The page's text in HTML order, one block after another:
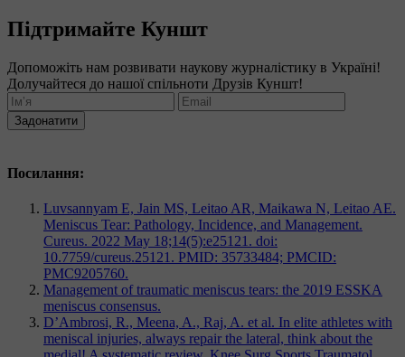
Підтримайте Куншт
Допоможіть нам розвивати наукову журналістику в Україні!
Долучайтеся до нашої спільноти Друзів Куншт!
Задонатити
Посилання:
Luvsannyam E, Jain MS, Leitao AR, Maikawa N, Leitao AE.
Meniscus Tear: Pathology, Incidence, and Management.
Cureus. 2022 May 18;14(5):e25121. doi:
10.7759/cureus.25121. PMID: 35733484; PMCID:
PMC9205760.
Management of traumatic meniscus tears: the 2019 ESSKA
meniscus consensus.
D’Ambrosi, R., Meena, A., Raj, A. et al. In elite athletes with
meniscal injuries, always repair the lateral, think about the